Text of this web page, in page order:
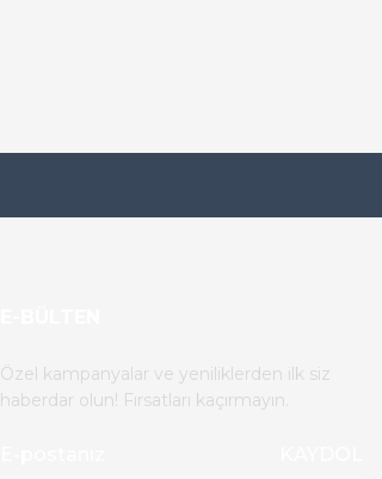
Özel kampanyalar ve yeniliklerden ilk siz
haberdar olun! Fırsatları kaçırmayın.